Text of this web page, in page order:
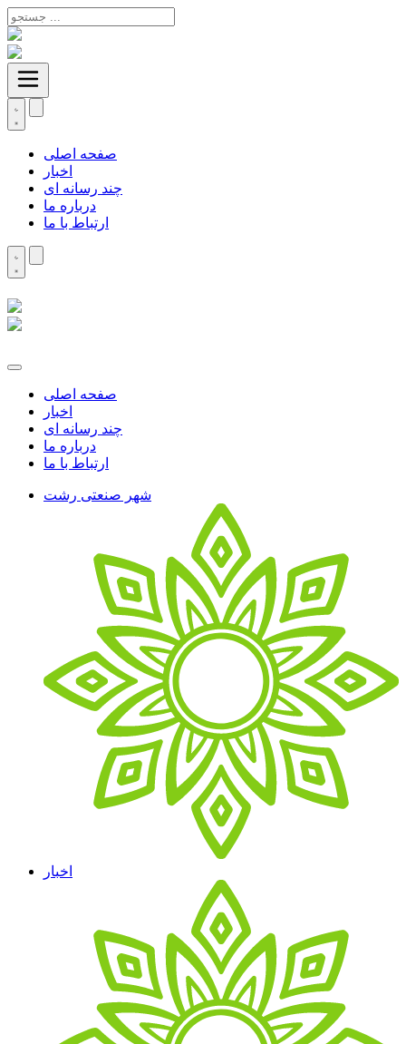
صفحه اصلی
اخبار
چند رسانه ای
درباره ما
ارتباط با ما
صفحه اصلی
اخبار
چند رسانه ای
درباره ما
ارتباط با ما
شهر صنعتی رشت
اخبار